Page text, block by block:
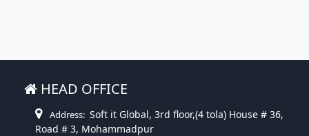
HEAD OFFICE
Address: Soft it Global, 3rd floor,(4 tola) House # 36,
Road # 3, Mohammadpur